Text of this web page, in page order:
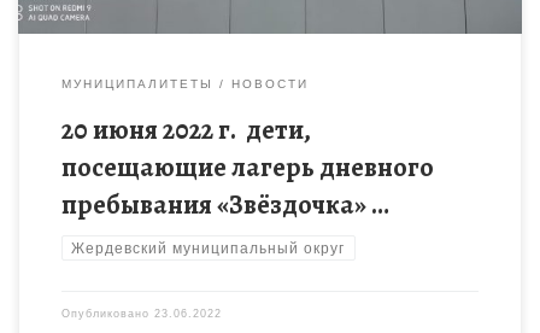
МУНИЦИПАЛИТЕТЫ НОВОСТИ
20 июня 2022 г. дети,
посещающие лагерь дневного
пребывания «Звёздочка» …
Жердевский муниципальный округ
Опубликовано 23.06.2022